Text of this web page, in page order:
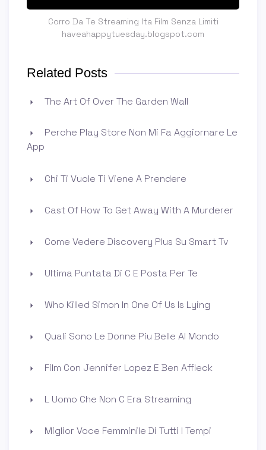
Corro Da Te Streaming Ita Film Senza Limiti
haveahappytuesday.blogspot.com
Related Posts
The Art Of Over The Garden Wall
Perche Play Store Non Mi Fa Aggiornare Le
App
Chi Ti Vuole Ti Viene A Prendere
Cast Of How To Get Away With A Murderer
Come Vedere Discovery Plus Su Smart Tv
Ultima Puntata Di C E Posta Per Te
Who Killed Simon In One Of Us Is Lying
Quali Sono Le Donne Piu Belle Al Mondo
Film Con Jennifer Lopez E Ben Affleck
L Uomo Che Non C Era Streaming
Miglior Voce Femminile Di Tutti I Tempi